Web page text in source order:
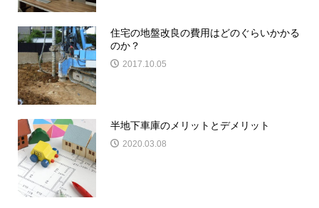
住宅の地盤改良の費用はどのぐらいかかる
のか？
2017.10.05
半地下車庫のメリットとデメリット
2020.03.08